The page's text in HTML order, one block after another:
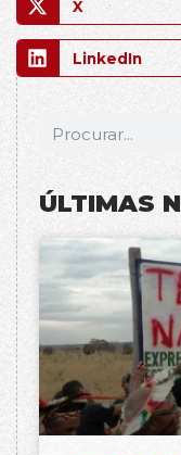
X
LinkedIn
ÚLTIMAS